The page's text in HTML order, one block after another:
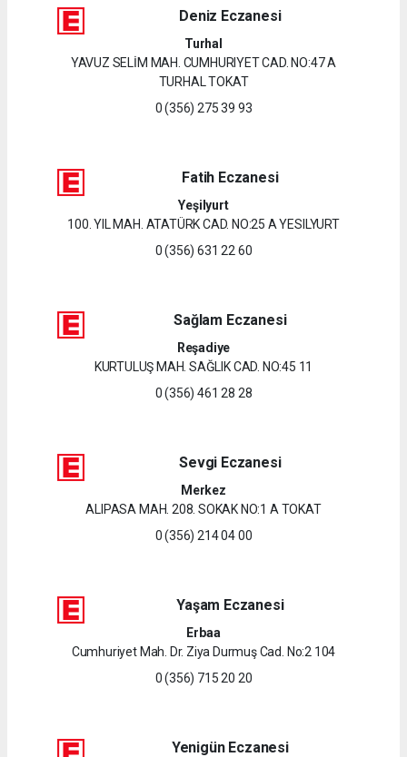
Deniz Eczanesi
Turhal
YAVUZ SELİM MAH. CUMHURIYET CAD. NO:47 A
TURHAL TOKAT
0 (356) 275 39 93
Fatih Eczanesi
Yeşilyurt
100. YIL MAH. ATATÜRK CAD. NO:25 A YESILYURT
0 (356) 631 22 60
Sağlam Eczanesi
Reşadiye
KURTULUŞ MAH. SAĞLIK CAD. NO:45 11
0 (356) 461 28 28
Sevgi Eczanesi
Merkez
ALIPASA MAH. 208. SOKAK NO:1 A TOKAT
0 (356) 214 04 00
Yaşam Eczanesi
Erbaa
Cumhuriyet Mah. Dr. Ziya Durmuş Cad. No:2 104
0 (356) 715 20 20
Yenigün Eczanesi